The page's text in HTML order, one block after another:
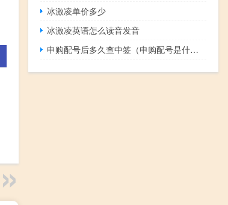
冰激凌单价多少
冰激凌英语怎么读音发音
申购配号后多久查中签（申购配号是什么意思）